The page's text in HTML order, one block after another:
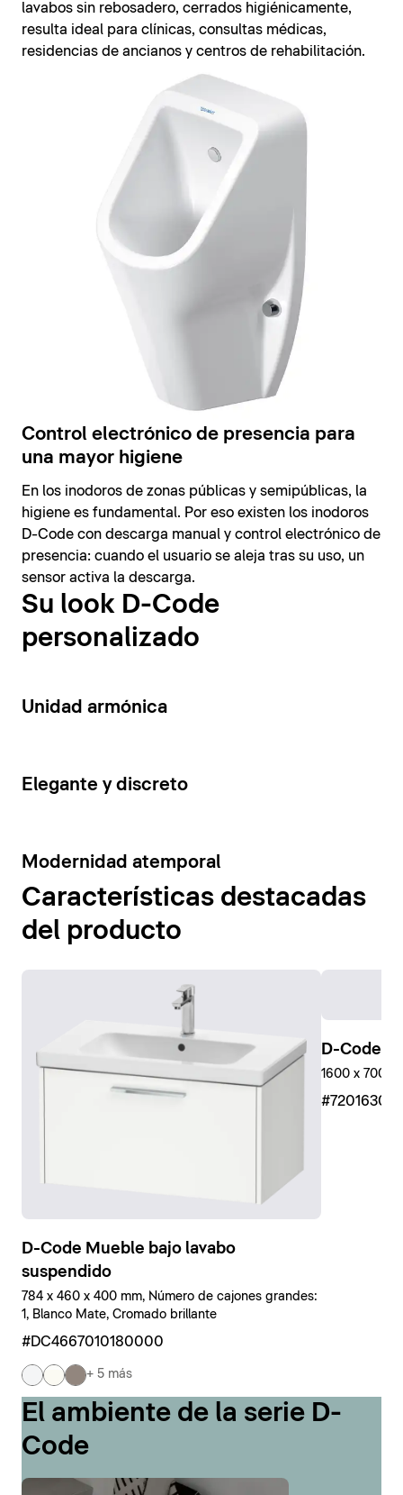
lavabos sin rebosadero, cerrados higiénicamente,
resulta ideal para clínicas, consultas médicas,
residencias de ancianos y centros de rehabilitación.
Control electrónico de presencia para
una mayor higiene
En los inodoros de zonas públicas y semipúblicas, la
higiene es fundamental. Por eso existen los inodoros
D-Code con descarga manual y control electrónico de
presencia: cuando el usuario se aleja tras su uso, un
sensor activa la descarga.
Su look D-Code
personalizado
14
Unidad armónica
15
Elegante y discreto
10
Modernidad atemporal
Características destacadas
del producto
D-Code Mueble bajo lavabo
suspendido
784 x 460 x 400 mm, Número de cajones grandes:
1, Blanco Mate, Cromado brillante
#DC4667010180000
+ 5 más
D-Code
1600 x 700
El ambiente de la serie D-
Code